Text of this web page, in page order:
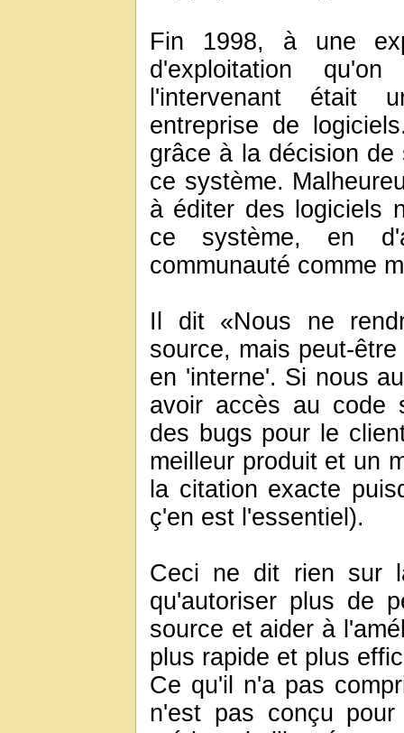
Fin 1998, à une
d'exploitation
l'intervenant était
entreprise de
grâce à la décision
ce système.
à éditer des logiciels
ce système, en
communauté comme
Il dit «Nous ne
source, mais peut-
en 'interne'. Si nous
avoir accès au code
des bugs pour le
meilleur produit et un
la citation exacte
ç'en est l'essentiel).
Ceci ne dit rien sur
qu'autoriser plus de
source et aider à
plus rapide et plus
Ce qu'il n'a pas
n'est pas conçu